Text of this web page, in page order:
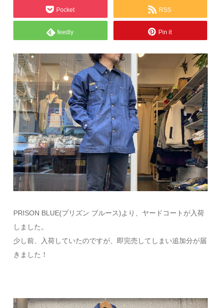
Pocket RSS
feedly Pin it
PRISON BLUE(プリズン ブルース)より、ヤードコートが入荷
しました。
少し前、入荷していたのですが、即完売してしまい追加分が届
きました！